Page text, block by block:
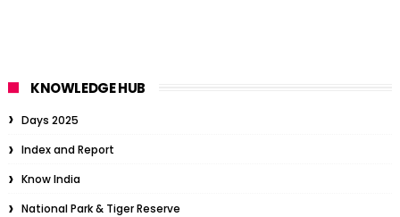
KNOWLEDGE HUB
Days 2025
Index and Report
Know India
National Park & Tiger Reserve